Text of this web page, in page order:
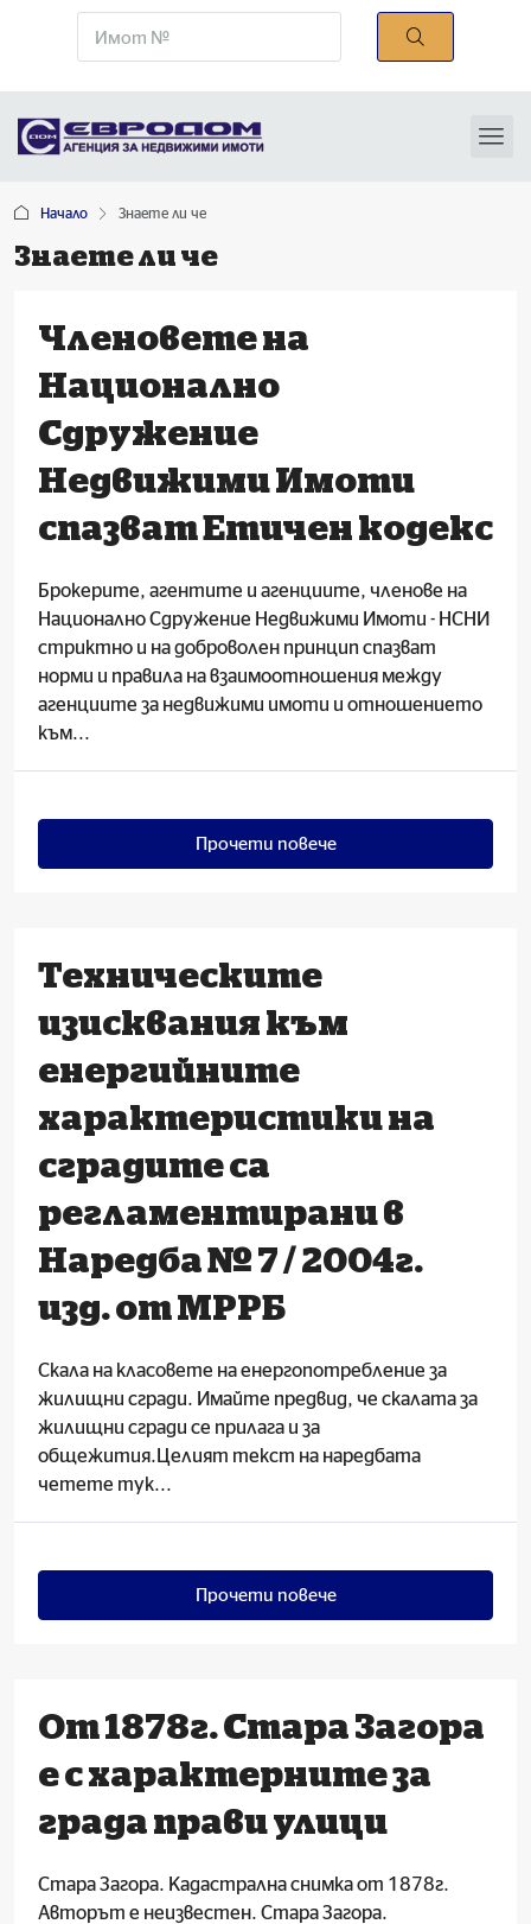
Начало Знаете ли че
Знаете ли че
Членовете на
Национално
Сдружение
Недвижими Имоти
спазват Етичен кодекс
Брокерите, агентите и агенциите, членове на
Национално Сдружение Недвижими Имоти - НСНИ
стриктно и на доброволен принцип спазват
норми и правила на взаимоотношения между
агенциите за недвижими имоти и отношението
към...
Прочети повече
Техническите
изисквания към
енергийните
характеристики на
сградите са
регламентирани в
Наредба № 7 / 2004г.
изд. от МРРБ
Скала на класовете на енергопотребление за
жилищни сгради. Имайте предвид, че скалата за
жилищни сгради се прилага и за
общежития.Целият текст на наредбата
четете тук...
Прочети повече
От 1878г. Стара Загора
е с характерните за
града прави улици
Стара Загора. Кадастрална снимка от 1878г.
Авторът е неизвестен. Стара Загора.